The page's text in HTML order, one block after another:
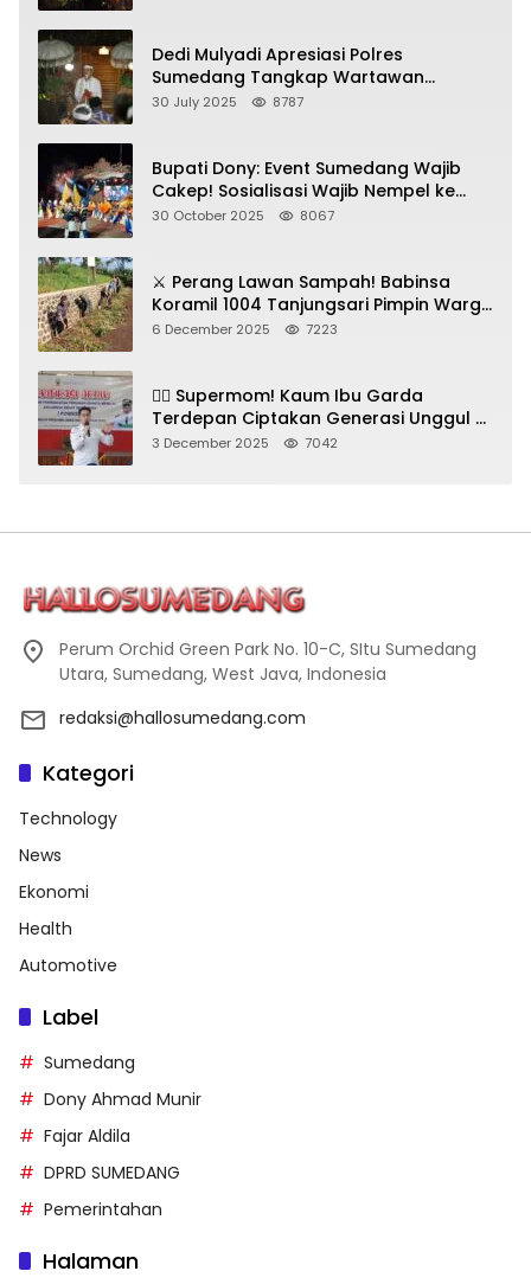
Dedi Mulyadi Apresiasi Polres
Sumedang Tangkap Wartawan
Gadungan Pemeras Kades
30 July 2025 8787
Bupati Dony: Event Sumedang Wajib
Cakep! Sosialisasi Wajib Nempel ke
Seni Budaya!
30 October 2025 8067
⚔️ Perang Lawan Sampah! Babinsa
Koramil 1004 Tanjungsari Pimpin Warga
Bersihkan Gorong-Gorong & Plastik
6 December 2025 7223
🦸‍♀️ Supermom! Kaum Ibu Garda
Terdepan Ciptakan Generasi Unggul di
Sumedang
3 December 2025 7042
Perum Orchid Green Park No. 10-C, SItu Sumedang
Utara, Sumedang, West Java, Indonesia
redaksi@hallosumedang.com
Kategori
Technology
News
Ekonomi
Health
Automotive
Label
Sumedang
Dony Ahmad Munir
Fajar Aldila
DPRD SUMEDANG
Pemerintahan
Halaman